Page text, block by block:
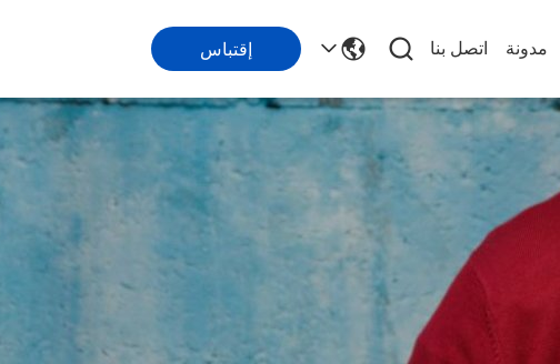
مدونة اتصل بنا إقتباس